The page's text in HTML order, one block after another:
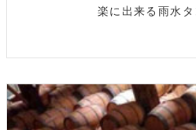
楽に出来る雨水タ